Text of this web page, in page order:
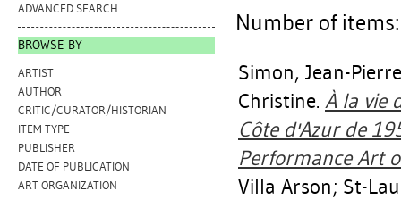
ADVANCED SEARCH
BROWSE BY
ARTIST
AUTHOR
CRITIC/CURATOR/HISTORIAN
ITEM TYPE
PUBLISHER
DATE OF PUBLICATION
ART ORGANIZATION
Number of
Simon, Jean-Pierre
Christine. À la vie
Côte d'Azur de
Performance Art
Villa Arson; St-